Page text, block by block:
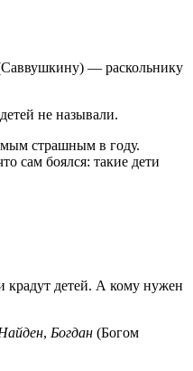
— раскольнику
не называли.
страшным в году.
сам боялся: такие дети
крадут детей. А кому нужен
, Богдан (Богом